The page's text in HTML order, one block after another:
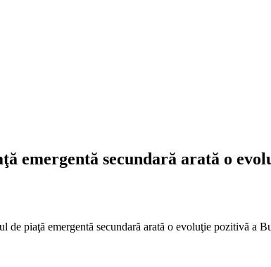
emergentă secundară arată o
piaţă emergentă secundară arată o evoluţie pozitivă a